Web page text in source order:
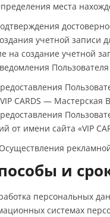
места
учетной записи
на создание учетной
CARDS — Мастерская
от имени сайта «VIP
и
персональных
системах